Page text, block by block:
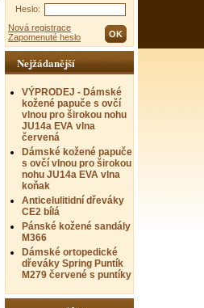
Heslo:
Nová registrace
Zapomenuté heslo
Nejžádanější
VÝPRODEJ - Dámské
kožené papuče s ovčí
vlnou pro širokou nohu
JU14a EVA vlna
červená
Dámské kožené papuče
s ovčí vlnou pro širokou
nohu JU14a EVA vlna
koňak
Anticelulitidní dřeváky
CE2 bílá
Pánské kožené sandály
M366
Dámské ortopedické
dřeváky Spring Puntík
M279 červené s puntíky